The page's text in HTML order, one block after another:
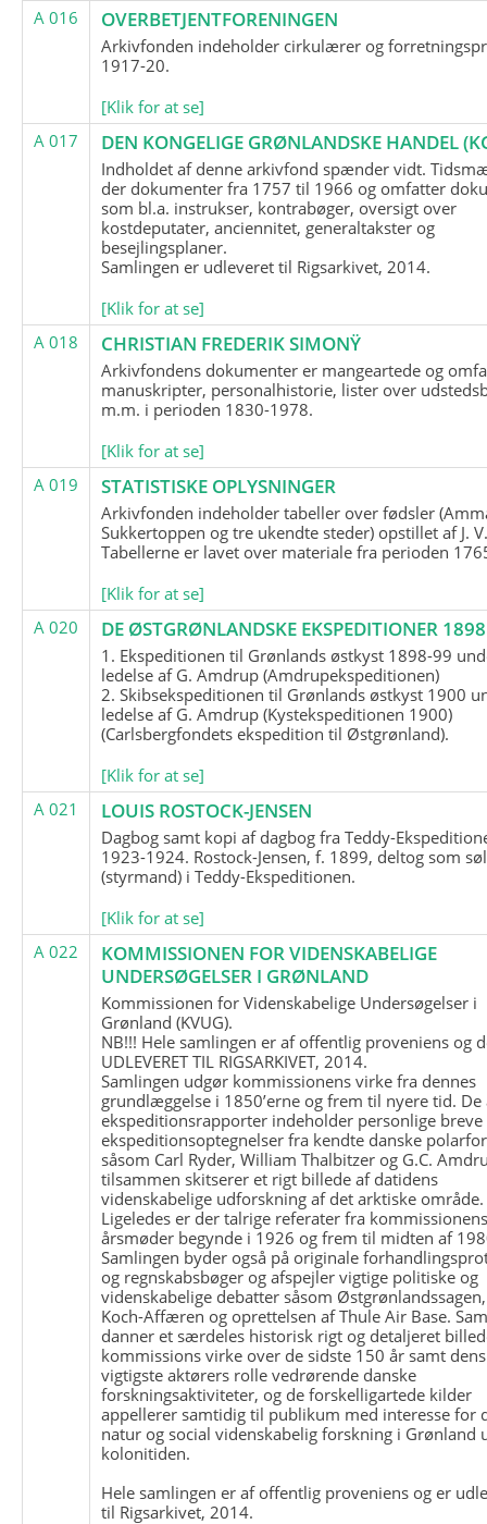
A 016 OVERBETJENTFORENINGEN
Arkivfonden indeholder cirkulærer og
1917-20.
[Klik for at se]
A 017
DEN KONGELIGE GRØNLANDSKE HANDEL
Indholdet af denne arkivfond spænder vidt.
der dokumenter fra 1757 til 1966 og omfatter
som bl.a. instrukser, kontrabøger, oversigt over
kostdeputater, anciennitet, generaltakster og
besejlingsplaner.
Samlingen er udleveret til Rigsarkivet, 2014.
[Klik for at se]
A 018
CHRISTIAN FREDERIK SIMONŸ
Arkivfondens dokumenter er mangeartede og
manuskripter, personalhistorie, lister over
m.m. i perioden 1830-1978.
[Klik for at se]
A 019
STATISTISKE OPLYSNINGER
Arkivfonden indeholder tabeller over fødsler
Sukkertoppen og tre ukendte steder) opstillet af J.
Tabellerne er lavet over materiale fra perioden
[Klik for at se]
A 020
DE ØSTGRØNLANDSKE EKSPEDITIONER
1. Ekspeditionen til Grønlands østkyst 1898-99
ledelse af G. Amdrup (Amdrupekspeditionen)
2. Skibsekspeditionen til Grønlands østkyst 1900
ledelse af G. Amdrup (Kystekspeditionen 1900)
(Carlsbergfondets ekspedition til Østgrønland).
[Klik for at se]
A 021
LOUIS ROSTOCK-JENSEN
Dagbog samt kopi af dagbog fra Teddy-
1923-1924. Rostock-Jensen, f. 1899, deltog som
(styrmand) i Teddy-Ekspeditionen.
[Klik for at se]
A 022
KOMMISSIONEN FOR VIDENSKABELIGE
UNDERSØGELSER I GRØNLAND
Kommissionen for Videnskabelige Undersøgelser i
Grønland (KVUG).
NB!!! Hele samlingen er af offentlig proveniens og
UDLEVERET TIL RIGSARKIVET, 2014.
Samlingen udgør kommissionens virke fra dennes
grundlæggelse i 1850’erne og frem til nyere tid.
ekspeditionsrapporter indeholder personlige breve
ekspeditionsoptegnelser fra kendte danske
såsom Carl Ryder, William Thalbitzer og G.C.
tilsammen skitserer et rigt billede af datidens
videnskabelige udforskning af det arktiske område.
Ligeledes er der talrige referater fra
årsmøder begynde i 1926 og frem til midten af
Samlingen byder også på originale
og regnskabsbøger og afspejler vigtige politiske og
videnskabelige debatter såsom
Koch-Affæren og oprettelsen af Thule Air Base.
danner et særdeles historisk rigt og detaljeret
kommissions virke over de sidste 150 år samt dens
vigtigste aktørers rolle vedrørende danske
forskningsaktiviteter, og de forskelligartede kilder
appellerer samtidig til publikum med interesse for
natur og social videnskabelig forskning i Grønland
kolonitiden.
Hele samlingen er af offentlig proveniens og er
til Rigsarkivet, 2014.